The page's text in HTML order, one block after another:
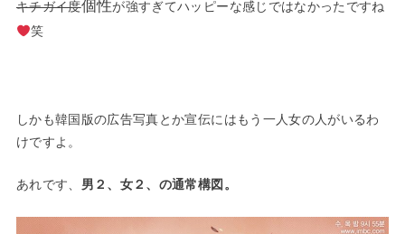
キチガイ度個性が強すぎてハッピーな感じではなかったですね
笑
しかも韓国版の広告写真とか宣伝にはもう一人女の人がいるわ
けですよ。
あれです、 男２、女２、の通常構図。